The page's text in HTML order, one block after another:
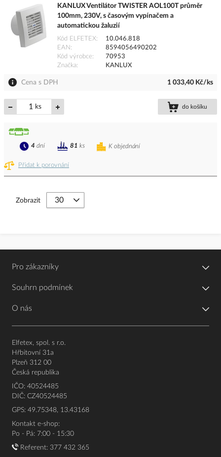
KANLUX Ventilátor TWISTER AOL100T průměr
100mm, 230V, s časovým vypínačem a
automatickou žaluzií
Kód ELFETEX
10.046.818
EAN
8594056490202
Kód výrobce
70953
Značka
KANLUX
Cena s DPH 1 033,40 Kč/ks
ks do košíku
Přidat k porovnání
K objednání
4 dní 81 ks
Zobrazit
Pro zákazníky
Souhrn podmínek
O nás
Elfetex, spol. s r.o.
Hřbitovní 31a
Plzeň 312 00
Česká republika
IČO: 40524485
DIČ: CZ40524485
GPS: 49.75348, 13.43168
Kontakt e-shop:
Po - Pá: 7:00 - 15:30
Referent: 377 432 365